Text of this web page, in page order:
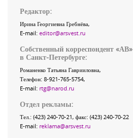
Редактор:
Ирина Георгиевна Гребнёва,
E-mail: editor@arsvest.ru
Собственный корреспондент «АВ»
в Санкт-Петербурге:
Романенко Татьяна Гаврииловна,
Телефон: 8-921-765-5754,
E-mail: rtg@narod.ru
Отдел рекламы:
Тел.: (423) 240-70-21, факс: (423) 240-70-22
E-mail: reklama@arsvest.ru